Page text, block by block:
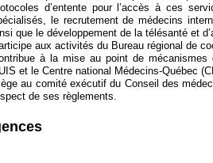
d’entente pour l’accès à ces
le recrutement de médecins
que le développement de la télésanté et
aux activités du Bureau régional de
à la mise au point de mécanismes
et le Centre national Médecins-Québec
au comité exécutif du Conseil des
de ses règlements.